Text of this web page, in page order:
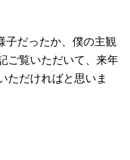
子だったか、僕の主観
ご覧いただいて、来年
ただければと思いま